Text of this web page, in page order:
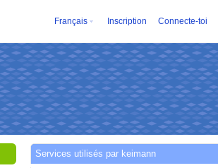
Français Inscription Connecte-toi
Services utilisés par keimann